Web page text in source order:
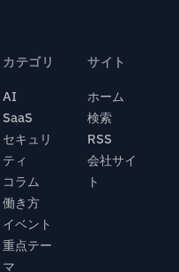
カテゴリ
AI
SaaS
セキュリ
ティ
コラム
働き方
イベント
重点テー
マ
サイト
ホーム
検索
RSS
会社サイ
ト